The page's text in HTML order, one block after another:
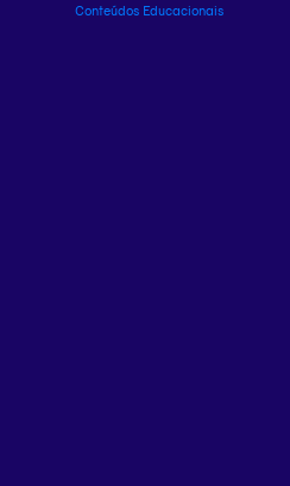
Conteúdos Educacionais